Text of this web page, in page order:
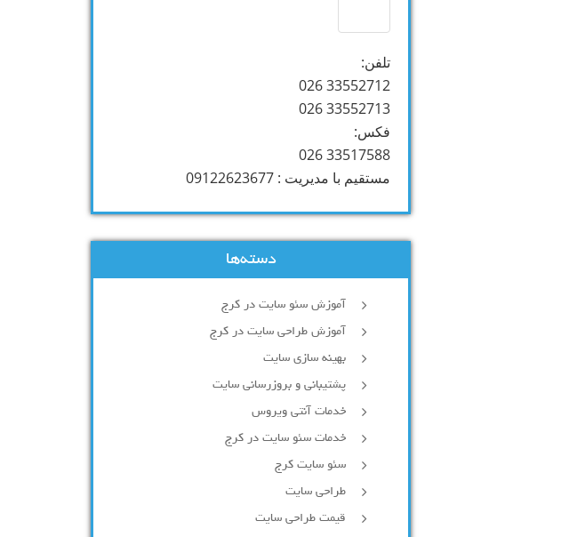
تلفن:
33552712 026
33552713 026
فکس:
33517588 026
مستقیم با مدیریت : 09122623677
دسته‌ها
آموزش سئو سایت در کرج
آموزش طراحی سایت در کرج
بهینه سازی سایت
پشتیبانی و بروزرسانی سایت
خدمات آنتی ویروس
خدمات سئو سایت در کرج
سئو سایت کرج
طراحی سایت
قیمت طراحی سایت